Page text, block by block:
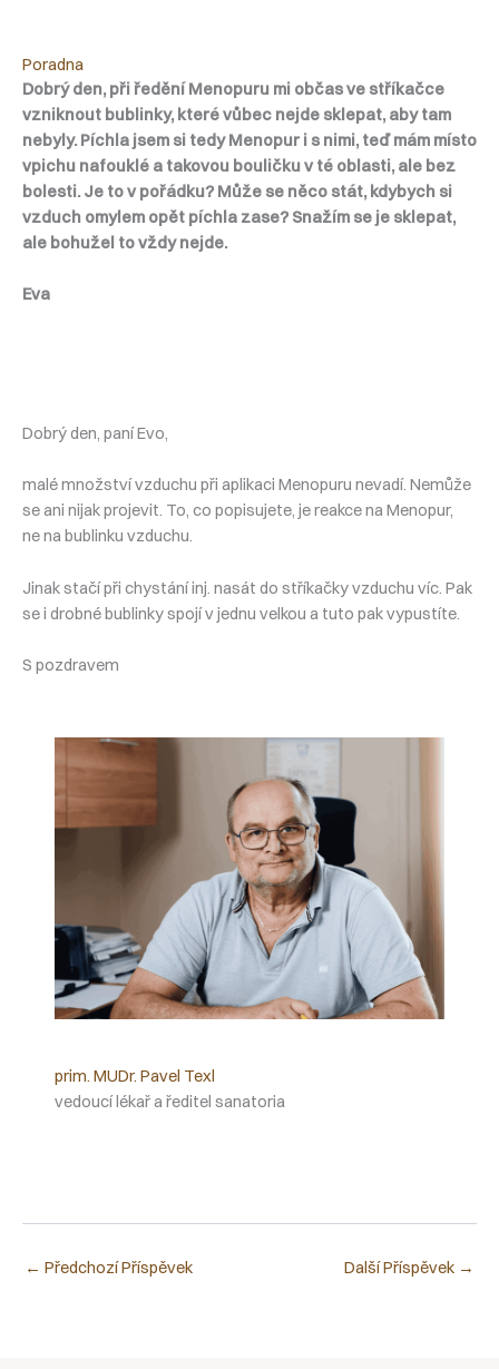
Poradna
Dobrý den, při ředění Menopuru mi občas ve stříkačce
vzniknout bublinky, které vůbec nejde sklepat, aby tam
nebyly. Píchla jsem si tedy Menopur i s nimi, teď mám místo
vpichu nafouklé a takovou bouličku v té oblasti, ale bez
bolesti. Je to v pořádku? Může se něco stát, kdybych si
vzduch omylem opět píchla zase? Snažím se je sklepat,
ale bohužel to vždy nejde.
Eva
Dobrý den, paní Evo,
malé množství vzduchu při aplikaci Menopuru nevadí. Nemůže
se ani nijak projevit. To, co popisujete, je reakce na Menopur,
ne na bublinku vzduchu.
Jinak stačí při chystání inj. nasát do stříkačky vzduchu víc. Pak
se i drobné bublinky spojí v jednu velkou a tuto pak vypustíte.
S pozdravem
prim. MUDr. Pavel Texl
vedoucí lékař a ředitel sanatoria
← Předchozí Příspěvek Další Příspěvek →